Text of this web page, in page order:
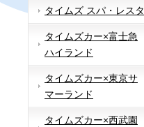
タイムズ スパ・レスタ
タイムズカー×富士急
ハイランド
タイムズカー×東京サ
マーランド
タイムズカー×西武園